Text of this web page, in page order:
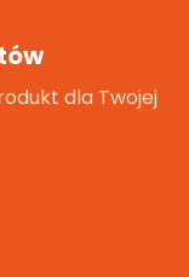
dla Twojej